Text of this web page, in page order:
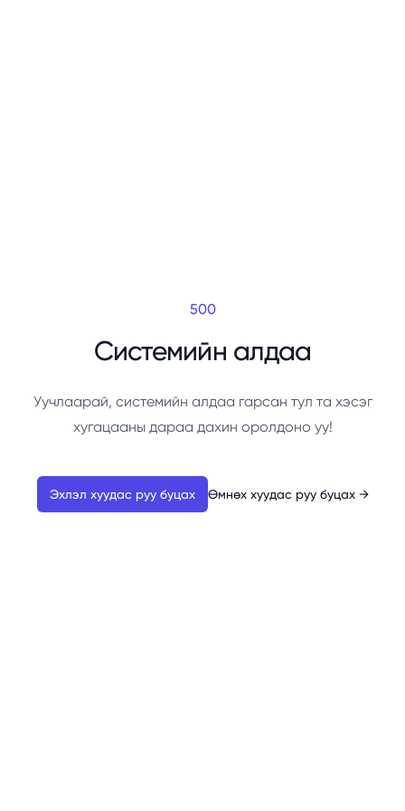
500
Системийн алдаа
Уучлаарай, системийн алдаа гарсан тул та хэсэг
хугацааны дараа дахин оролдоно уу!
Эхлэл хуудас руу буцах Өмнөх хуудас руу буцах →